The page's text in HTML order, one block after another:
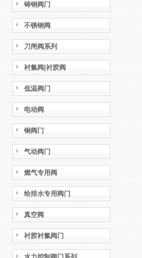
铸钢阀门
不锈钢阀
刀闸阀系列
衬氟阀|衬胶阀
低温阀门
电动阀
铜阀门
气动阀门
燃气专用阀
给排水专用阀门
真空阀
衬胶衬氟阀门